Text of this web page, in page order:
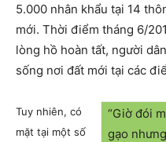
5.000 nhân khẩu tại 14
mới. Thời điểm tháng 6/
lòng hồ hoàn tất, người
sống nơi đất mới tại các
“Giờ đói
gạo
Tuy nhiên, có
mặt tại một số